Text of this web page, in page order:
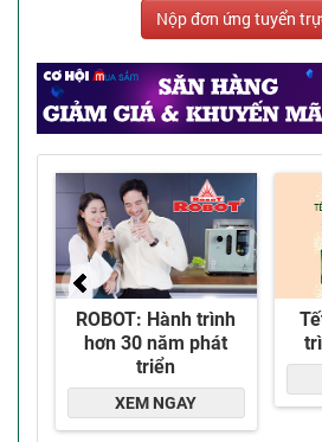
Nộp đơn ứng tuyển